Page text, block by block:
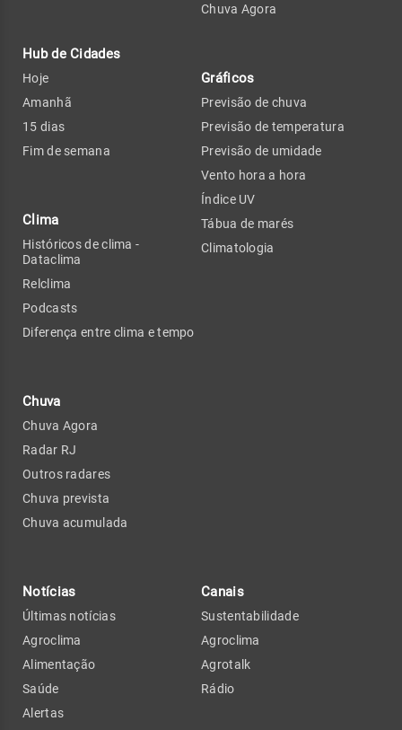
Hub de Cidades
Hoje
Amanhã
15 dias
Fim de semana
Clima
Históricos de clima -
Dataclima
Relclima
Podcasts
Diferença entre clima e tempo
Chuva
Chuva Agora
Radar RJ
Outros radares
Chuva prevista
Chuva acumulada
Chuva Agora
Gráficos
Previsão de chuva
Previsão de temperatura
Previsão de umidade
Vento hora a hora
Índice UV
Tábua de marés
Climatologia
Notícias
Últimas notícias
Agroclima
Alimentação
Saúde
Alertas
Canais
Sustentabilidade
Agroclima
Agrotalk
Rádio